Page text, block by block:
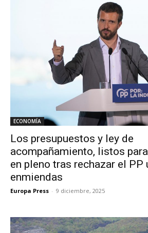
ECONOMÍA
Los presupuestos y ley de
acompañamiento, listos
en pleno tras rechazar el PP
enmiendas
Europa Press - 9 diciembre, 2025